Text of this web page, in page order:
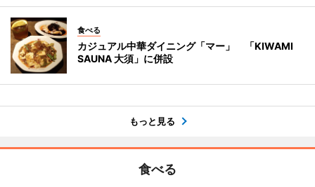
食べる
カジュアル中華ダイニング「マー」 「KIWAMI
SAUNA 大須」に併設
もっと見る
食べる